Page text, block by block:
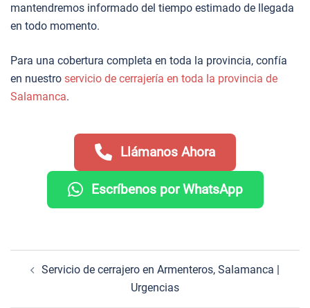
mantendremos informado del tiempo estimado de llegada
en todo momento.
Para una cobertura completa en toda la provincia, confía
en nuestro servicio de cerrajería en toda la provincia de
Salamanca.
Llámanos Ahora
Escríbenos por WhatsApp
Servicio de cerrajero en Armenteros, Salamanca |
Urgencias